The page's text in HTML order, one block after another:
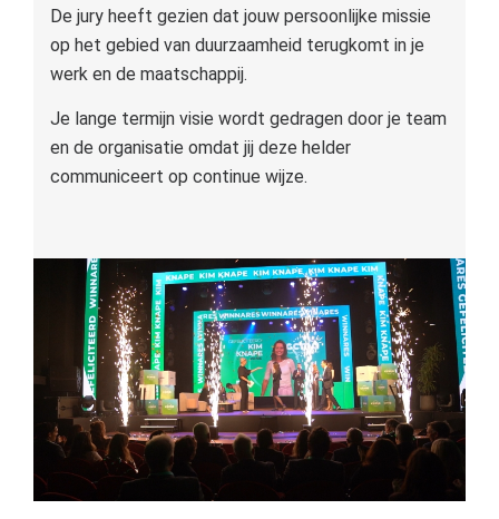
De jury heeft gezien dat jouw persoonlijke missie
op het gebied van duurzaamheid terugkomt in je
werk en de maatschappij.
Je lange termijn visie wordt gedragen door je team
en de organisatie omdat jij deze helder
communiceert op continue wijze.